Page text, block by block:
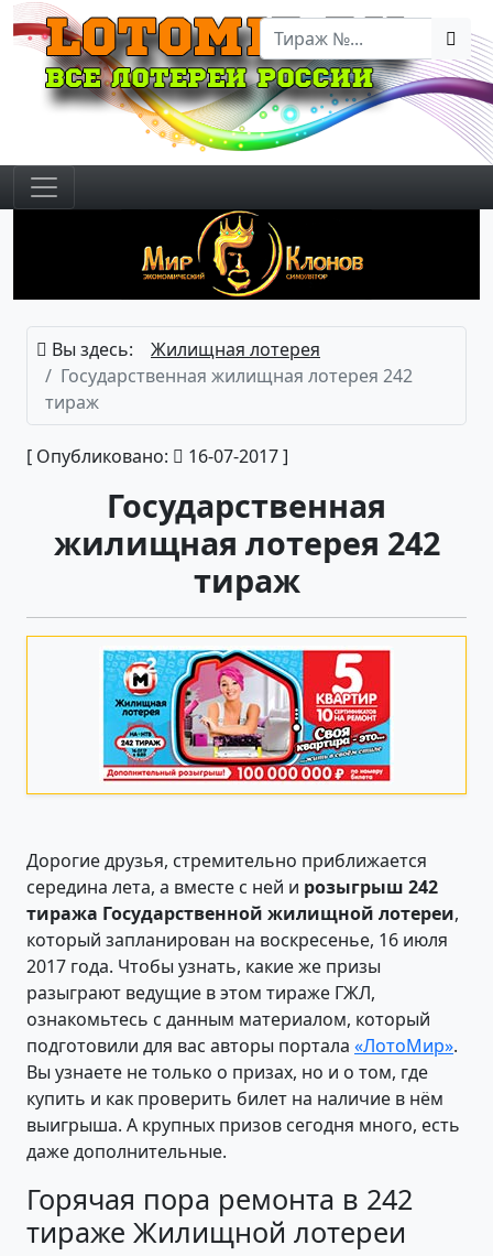
Вы здесь:
Жилищная лотерея
Государственная жилищная лотерея 242
тираж
[ Опубликовано: 16-07-2017 ]
Государственная
жилищная лотерея 242
тираж
Дорогие друзья, стремительно приближается
середина лета, а вместе с ней и розыгрыш 242
тиража Государственной жилищной лотереи,
который запланирован на воскресенье, 16 июля
2017 года. Чтобы узнать, какие же призы
разыграют ведущие в этом тираже ГЖЛ,
ознакомьтесь с данным материалом, который
подготовили для вас авторы портала «ЛотоМир».
Вы узнаете не только о призах, но и о том, где
купить и как проверить билет на наличие в нём
выигрыша. А крупных призов сегодня много, есть
даже дополнительные.
Горячая пора ремонта в 242
тираже Жилищной лотереи